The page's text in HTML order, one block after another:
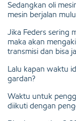
Sedangkan oli
mesin berjalan
Jika Feders sering
maka akan
transmisi dan bisa
Lalu kapan waktu
gardan?
Waktu untuk
diikuti dengan